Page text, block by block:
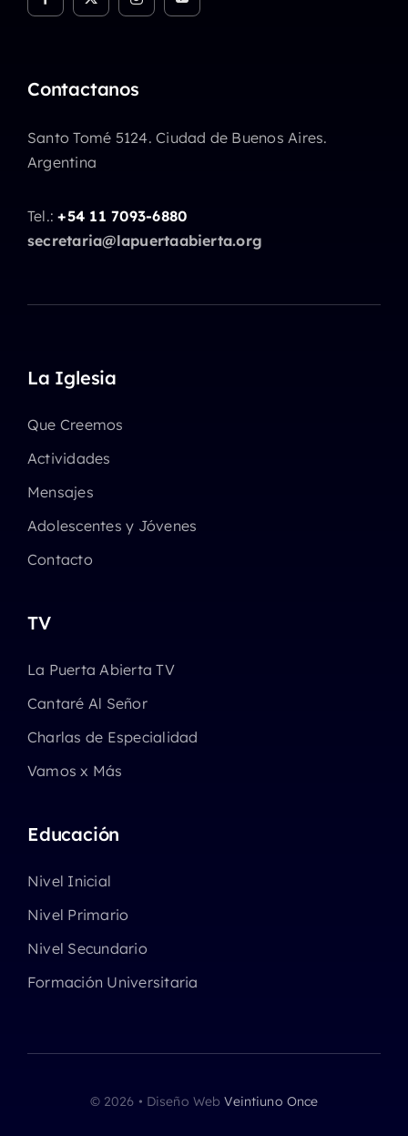
Contactanos
Santo Tomé 5124. Ciudad de Buenos Aires.
Argentina
Tel.:+54 11 7093-6880
secretaria@lapuertaabierta.org
La Iglesia
Que Creemos
Actividades
Mensajes
Adolescentes y Jóvenes
Contacto
TV
La Puerta Abierta TV
Cantaré Al Señor
Charlas de Especialidad
Vamos x Más
Educación
Nivel Inicial
Nivel Primario
Nivel Secundario
Formación Universitaria
© 2026 • Diseño WebVeintiuno Once